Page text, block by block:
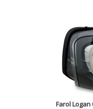
Farol Logan